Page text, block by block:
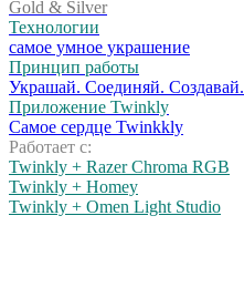
Gold & Silver
Технологии
самое умное украшение
Принцип работы
Украшай. Соединяй. Создавай.
Приложение Twinkly
Самое сердце Twinkkly
Работает с:
Twinkly + Razer Chroma RGB
Twinkly + Homey
Twinkly + Omen Light Studio